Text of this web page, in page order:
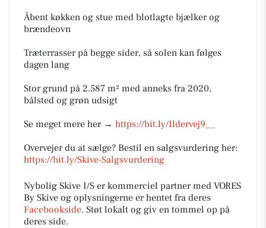
Åbent køkken og stue med blotlagte bjælker og
brændeovn
Træterrasser på begge sider, så solen kan følges
dagen lang
Stor grund på 2.587 m² med anneks fra 2020,
bålsted og grøn udsigt
Se meget mere her → https://bit.ly/Ildervej9__
Overvejer du at sælge? Bestil en salgsvurdering her:
https://bit.ly/Skive-Salgsvurdering
Nybolig Skive I/S er kommerciel partner med VORES
By Skive og oplysningerne er hentet fra deres
Facebookside. Støt lokalt og giv en tommel op på
deres side.